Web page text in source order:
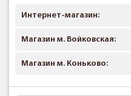
Интернет-магазин:
Магазин м. Войковская:
Магазин м. Коньково: